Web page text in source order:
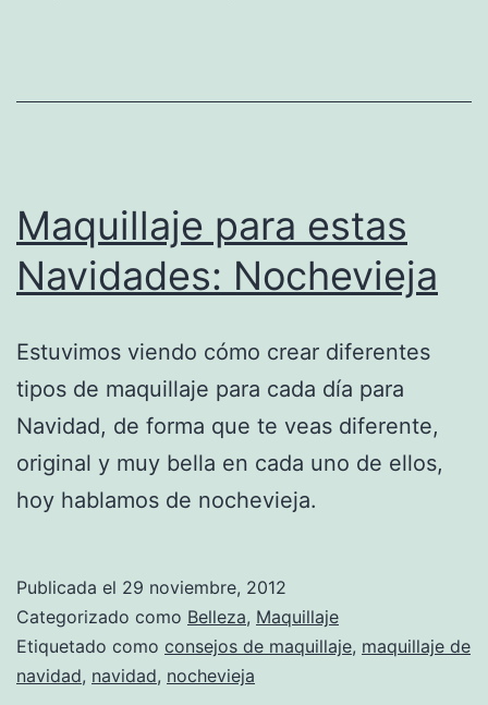
Maquillaje para estas
Navidades: Nochevieja
Estuvimos viendo cómo crear diferentes
tipos de maquillaje para cada día para
Navidad, de forma que te veas diferente,
original y muy bella en cada uno de ellos,
hoy hablamos de nochevieja.
Publicada el 29 noviembre, 2012
Categorizado como Belleza, Maquillaje
Etiquetado como consejos de maquillaje, maquillaje de
navidad, navidad, nochevieja